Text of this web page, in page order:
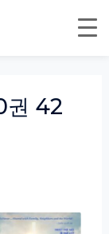
권 42